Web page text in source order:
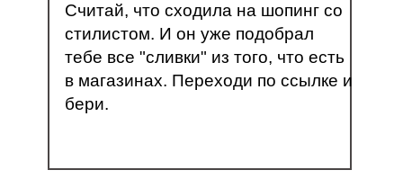
Считай, что сходила на шопинг со
стилистом. И он уже подобрал
тебе все "сливки" из того, что есть
в магазинах. Переходи по ссылке и
бери.